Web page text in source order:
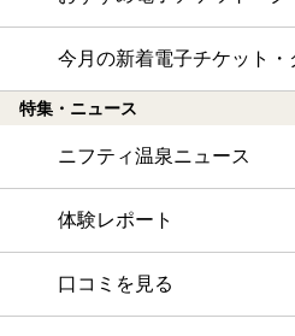
今月の新着電子チケット・
特集・ニュース
ニフティ温泉ニュース
体験レポート
口コミを見る